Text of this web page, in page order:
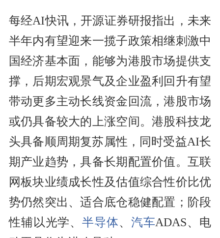
每经AI快讯，开源证券研报指出，未来
半年内有望迎来一揽子政策相继刺激中
国经济基本面，能够为港股市场提供支
撑，后期宏观景气及企业盈利回升有望
带动更多主动长线资金回流，港股市场
或仍具备较大的上涨空间。港股科技龙
头具备顺周期复苏属性，同时受益AI长
期产业趋势，具备长期配置价值。互联
网板块业绩成长性及估值综合性价比优
势仍然突出、适合底仓稳健配置；阶段
性辅以光学、半导体、 汽车ADAS、电